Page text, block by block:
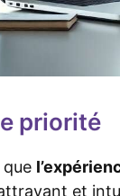
priorité
et